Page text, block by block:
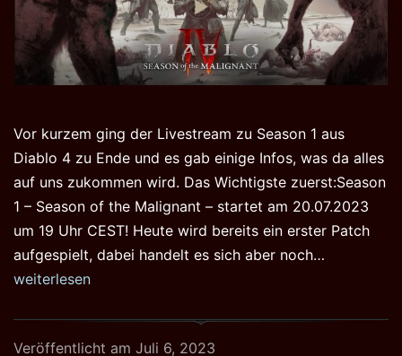
Vor kurzem ging der Livestream zu Season 1 aus
Diablo 4 zu Ende und es gab einige Infos, was da alles
auf uns zukommen wird. Das Wichtigste zuerst:Season
1 – Season of the Malignant – startet am 20.07.2023
um 19 Uhr CEST! Heute wird bereits ein erster Patch
aufgespielt, dabei handelt es sich aber noch…
weiterlesen
Veröffentlicht am Juli 6, 2023